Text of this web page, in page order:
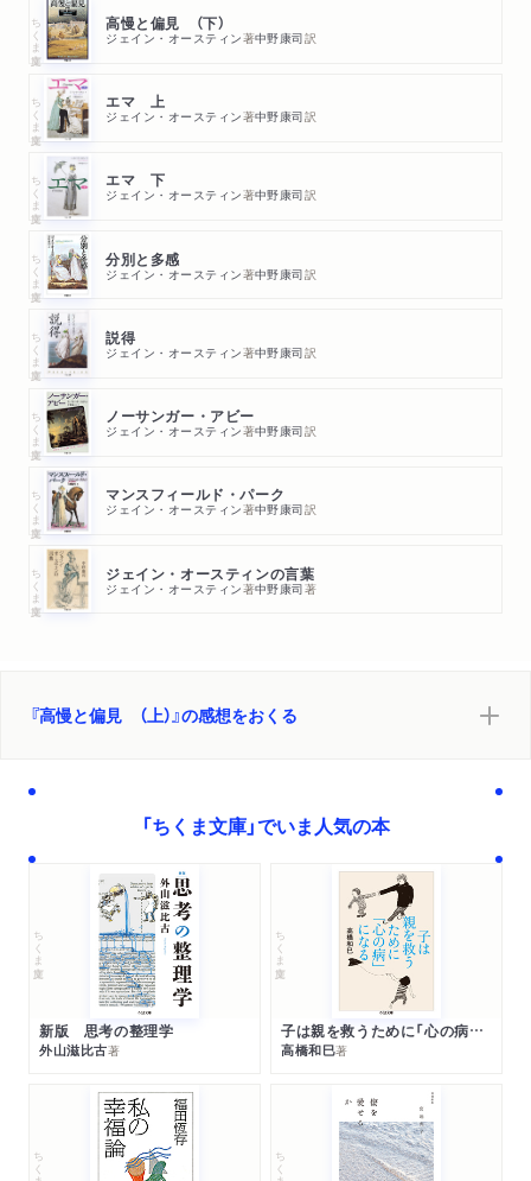
ちくま文庫 高慢と偏見 （下）
ジェイン・オースティン著中野康司訳
ちくま文庫 エマ 上
ジェイン・オースティン著中野康司訳
ちくま文庫 エマ 下
ジェイン・オースティン著中野康司訳
ちくま文庫 分別と多感
ジェイン・オースティン著中野康司訳
ちくま文庫 説得
ジェイン・オースティン著中野康司訳
ちくま文庫 ノーサンガー・アビー
ジェイン・オースティン著中野康司訳
ちくま文庫 マンスフィールド・パーク
ジェイン・オースティン著中野康司訳
ちくま文庫 ジェイン・オースティンの言葉
ジェイン・オースティン著中野康司著
『高慢と偏見 （上）』の感想をおくる
「ちくま文庫」でいま人気の本
ちくま文庫
新版 思考の整理学
外山滋比古著
ちくま文庫
子は親を救うために「心の病」になる
高橋和巳著
ちくま文庫 ちくま文庫